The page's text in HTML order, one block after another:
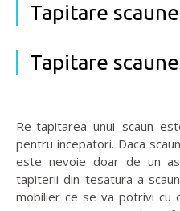
Tapitare
Tapitare
Re-tapitarea unui scaun
pentru incepatori. Daca
este nevoie doar de un
tapiterii din tesatura a
mobilier ce se va potrivi cu